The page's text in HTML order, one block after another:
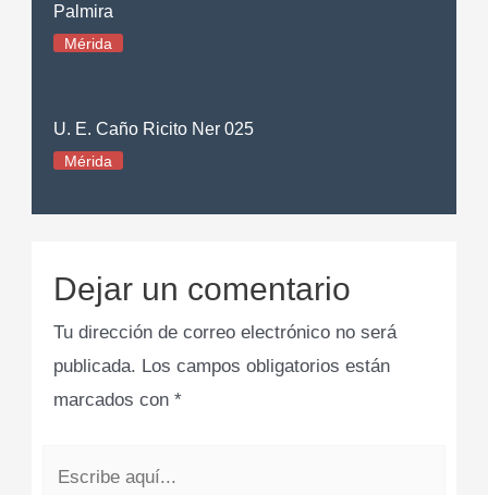
Palmira
Mérida
U. E. Caño Ricito Ner 025
Mérida
Dejar un comentario
Tu dirección de correo electrónico no será
publicada. Los campos obligatorios están
marcados con*